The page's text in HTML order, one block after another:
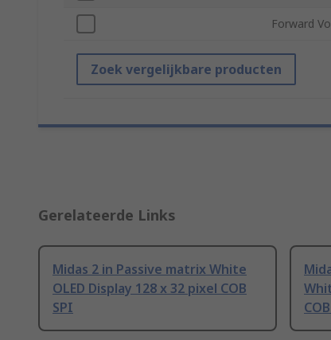
Forward
Zoek vergelijkbare producten
Gerelateerde Links
Midas 2 in Passive matrix White
OLED Display 128 x 32 pixel COB
SPI